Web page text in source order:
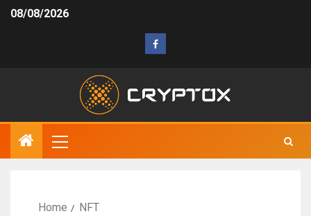
08/08/2026
Home NFT